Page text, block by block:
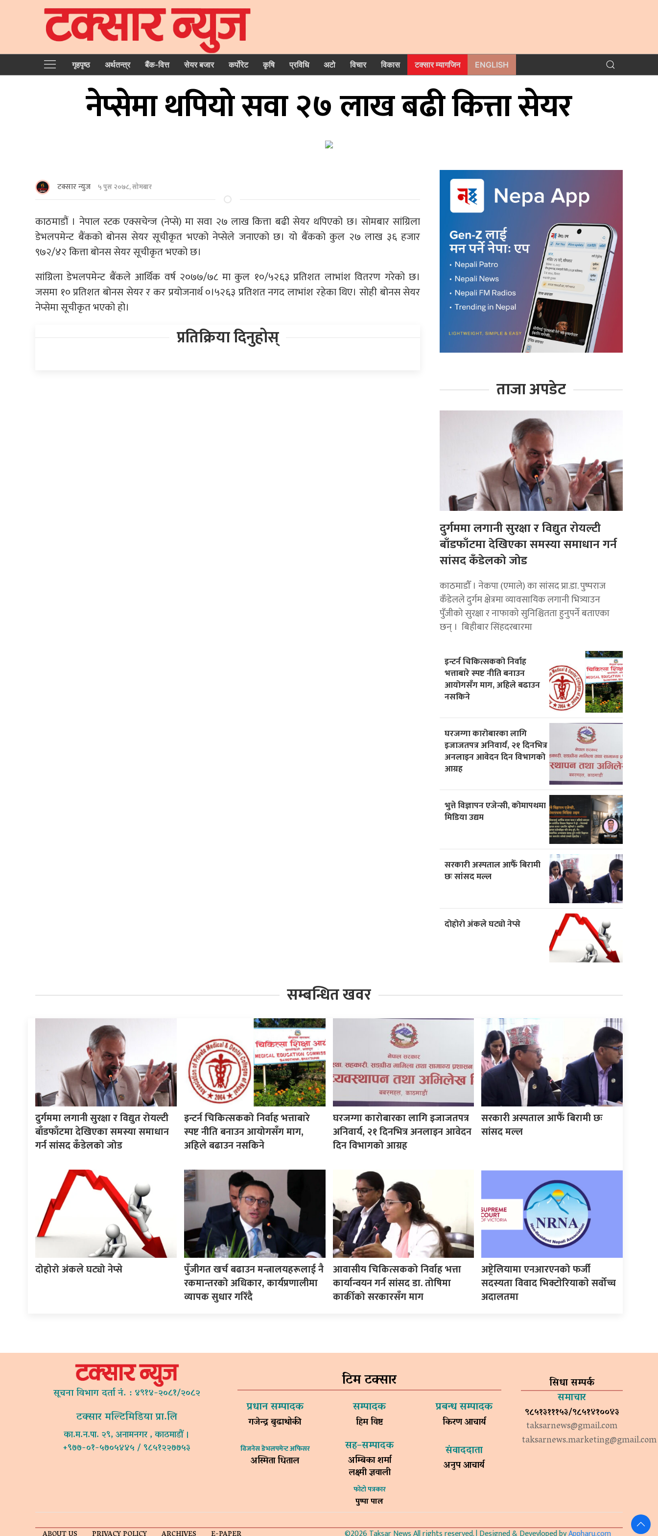
गृहपृष्‍ठ अर्थतन्त्र बैंक-वित्त सेयर बजार कर्पोरेट कृषि प्रविधि अटो विचार विकास टक्सार म्यागजिन ENGLISH
नेप्सेमा थपियो सवा २७ लाख बढी कित्ता सेयर
टक्सार न्युज ५ पुस २०७८, सोमबार
काठमाडौं । नेपाल स्टक एक्सचेन्ज (नेप्से) मा सवा २७ लाख कित्ता बढी सेयर थपिएको छ। सोमबार सांग्रिला
डेभलपमेन्ट बैंकको बोनस सेयर सूचीकृत भएको नेप्सेले जनाएको छ। यो बैंकको कुल २७ लाख ३६ हजार
९७२/४२ कित्ता बोनस सेयर सूचीकृत भएको छ।
सांग्रिला डेभलपमेन्ट बैंकले आर्थिक वर्ष २०७७/७८ मा कुल १०/५२६३ प्रतिशत लाभांश वितरण गरेको छ।
जसमा १० प्रतिशत बोनस सेयर र कर प्रयोजनार्थ ०।५२६३ प्रतिशत नगद लाभांश रहेका थिए। सोही बोनस सेयर
नेप्सेमा सूचीकृत भएको हो।
प्रतिक्रिया दिनुहोस्
ताजा अपडेट
दुर्गममा लगानी सुरक्षा र विद्युत रोयल्टी
बाँडफाँटमा देखिएका समस्या समाधान गर्न
सांसद कँडेलको जोड
काठमाडाैँ । नेकपा (एमाले) का सांसद प्रा.डा. पुष्पराज
कँडेलले दुर्गम क्षेत्रमा व्यावसायिक लगानी भित्र्याउन
पुँजीको सुरक्षा र नाफाको सुनिश्चितता हुनुपर्ने बताएका
छन् । बिहीबार सिंहदरबारमा
इन्टर्न चिकित्सकको निर्वाह
भत्ताबारे स्पष्ट नीति बनाउन
आयोगसँग माग, अहिले बढाउन
नसकिने
घरजग्गा कारोबारका लागि
इजाजतपत्र अनिवार्य, २१ दिनभित्र
अनलाइन आवेदन दिन विभागको
आग्रह
भुत्ते विज्ञापन एजेन्सी, कोमापथमा
मिडिया उद्यम
सरकारी अस्पताल आफैँ बिरामी
छः सांसद मल्ल
दोहोरो अंकले घट्यो नेप्से
सम्बन्धित खवर
दुर्गममा लगानी सुरक्षा र विद्युत रोयल्टी
बाँडफाँटमा देखिएका समस्या समाधान
गर्न सांसद कँडेलको जोड
इन्टर्न चिकित्सकको निर्वाह भत्ताबारे
स्पष्ट नीति बनाउन आयोगसँग माग,
अहिले बढाउन नसकिने
घरजग्गा कारोबारका लागि इजाजतपत्र
अनिवार्य, २१ दिनभित्र अनलाइन आवेदन
दिन विभागको आग्रह
सरकारी अस्पताल आफैँ बिरामी छः
सांसद मल्ल
दोहोरो अंकले घट्यो नेप्से
पुँजीगत खर्च बढाउन मन्त्रालयहरूलाई नै
रकमान्तरको अधिकार, कार्यप्रणालीमा
व्यापक सुधार गरिँदै
आवासीय चिकित्सकको निर्वाह भत्ता
कार्यान्वयन गर्न सांसद डा. तोषिमा
कार्कीको सरकारसँग माग
अष्ट्रेलियामा एनआरएनको फर्जी
सदस्यता विवाद भिक्टाेरियाकाे सर्वोच्च
अदालतमा
सूचना विभाग दर्ता नं. : ४९१४-२०८१/२०८२
टक्सार मल्टिमिडिया प्रा.लि
का.म.न.पा. २९, अनामनगर , काठमाडौं ।
+९७७-०१-५७०५४४५ / ९८५१२२७७५३
टिम टक्सार
प्रधान सम्पादक
गजेन्द्र बुढाथोकी
सम्पादक
हिम विष्ट
प्रबन्ध सम्पादक
किरण आचार्य
विजनेस डेभलपमेन्ट अफिसर
अस्मिता धिताल
सह–सम्पादक
अम्बिका शर्मा
लक्ष्मी ज्ञवाली
फोटो पत्रकार
पुष्पा पाल
संवाददाता
अनुप आचार्य
सिधा सम्पर्क
समाचार
९८५१३१११५३/९८५१४१००४३
taksarnews@gmail.com
taksarnews.marketing@gmail.com